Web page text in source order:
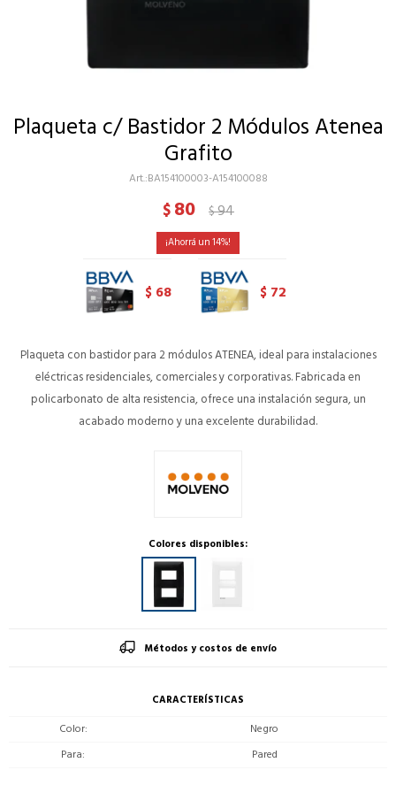
Plaqueta c/ Bastidor 2 Módulos Atenea
Grafito
BA154100003-A154100088
$80 $94
14
$ 68 $ 72
Plaqueta con bastidor para 2 módulos ATENEA, ideal para instalaciones
eléctricas residenciales, comerciales y corporativas. Fabricada en
policarbonato de alta resistencia, ofrece una instalación segura, un
acabado moderno y una excelente durabilidad.
Colores disponibles:
Métodos y costos de envío
CARACTERÍSTICAS
Color
Negro
Para
Pared